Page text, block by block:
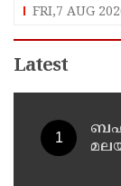
FRI,7 AUG
Latest